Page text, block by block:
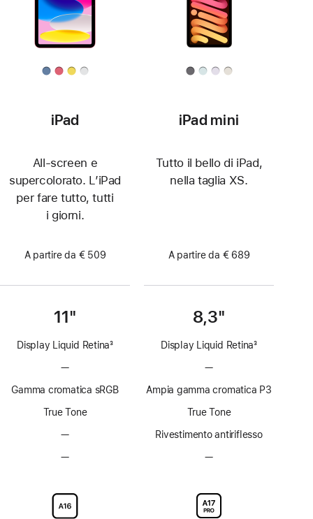
iPad
All-screen e
supercolorato. L’iPad
per fare tutto, tutti
i giorni.
A partire da € 509
11"
Display Liquid Retina3
—Senza
ProMotion
Gamma cromatica sRGB
True Tone
—Rivestimento
—Vetro
non
disponibile
iPad mini
Tutto il bello di iPad,
nella taglia XS.
A partire da € 689
8,3"
Display Liquid Retina3
—Senza
ProMotion
Ampia gamma cromatica P3
True Tone
Rivestimento antiriflesso
—Vetro
non
disponibile